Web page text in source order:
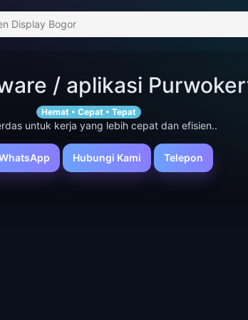
Display Bogor
/ aplikasi
Hemat • Cepat • Tepat
untuk kerja yang lebih cepat dan efisien..
Hubungi Kami Telepon